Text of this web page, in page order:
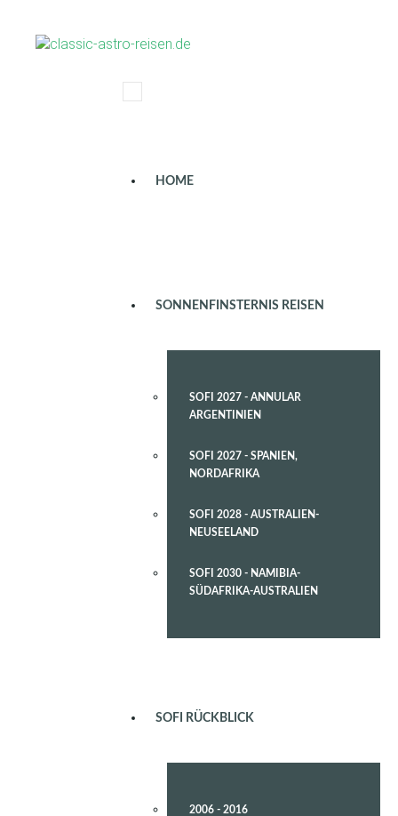
HOME
SONNENFINSTERNIS REISEN
SOFI 2027 - ANNULAR
ARGENTINIEN
SOFI 2027 - SPANIEN,
NORDAFRIKA
SOFI 2028 - AUSTRALIEN-
NEUSEELAND
SOFI 2030 - NAMIBIA-
SÜDAFRIKA-AUSTRALIEN
SOFI RÜCKBLICK
2006 - 2016